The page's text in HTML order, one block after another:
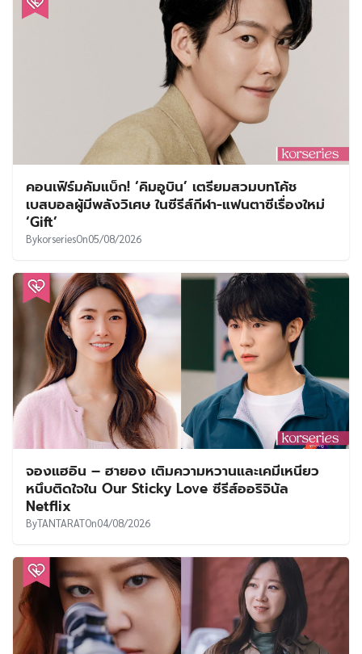
เนื้อหาที่เกี่ยวข้อง
ออฟฟิศ ใน My Bias, My Boss ด้วยเรตติ้ง
4.226%
SVVEET KIMOn05/08/2026
เบสบอลผู้มีพลังวิเศษ ในซีรีส์กีฬา-แฟนตาซีเรื่องใหม่
‘Gift’
By korseriesOn05/08/2026